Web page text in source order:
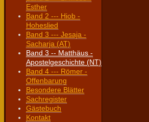
Esther
Band 2 --- Hiob -
Hoheslied
Band 3 --- Jesaja -
Sacharja (AT)
Band 3 -- Matthäus -
Apostelgeschichte (NT)
Band 4 --- Römer -
Offenbarung
Besondere Blätter
Sachregister
Gästebuch
Kontakt